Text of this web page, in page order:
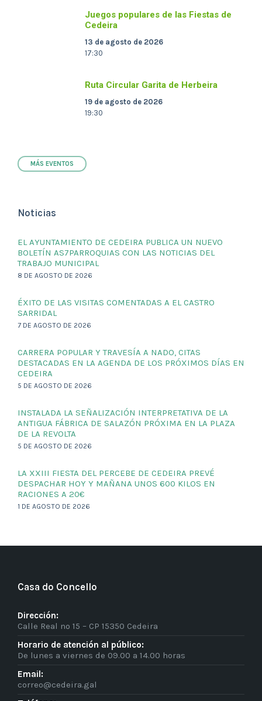
Juegos populares de las Fiestas de
Cedeira
13 de agosto de 2026
17:30
Ruta Circular Garita de Herbeira
19 de agosto de 2026
19:30
MÁS EVENTOS
Noticias
EL AYUNTAMIENTO DE CEDEIRA PUBLICA UN NUEVO
BOLETÍN AS7PARROQUIAS CON LAS NOTICIAS DEL
TRABAJO MUNICIPAL
8 DE AGOSTO DE 2026
ÉXITO DE LAS VISITAS COMENTADAS A EL CASTRO
SARRIDAL
7 DE AGOSTO DE 2026
CARRERA POPULAR Y TRAVESÍA A NADO, CITAS
DESTACADAS EN LA AGENDA DE LOS PRÓXIMOS DÍAS EN
CEDEIRA
5 DE AGOSTO DE 2026
INSTALADA LA SEÑALIZACIÓN INTERPRETATIVA DE LA
ANTIGUA FÁBRICA DE SALAZÓN PRÓXIMA EN LA PLAZA
DE LA REVOLTA
5 DE AGOSTO DE 2026
LA XXIII FIESTA DEL PERCEBE DE CEDEIRA PREVÉ
DESPACHAR HOY Y MAÑANA UNOS 600 KILOS EN
RACIONES A 20€
1 DE AGOSTO DE 2026
Casa do Concello
Dirección:
Calle Real nº 15 – CP 15350 Cedeira
Horario de atención al público:
De lunes a viernes de 09.00 a 14.00 horas
Email:
correo@cedeira.gal